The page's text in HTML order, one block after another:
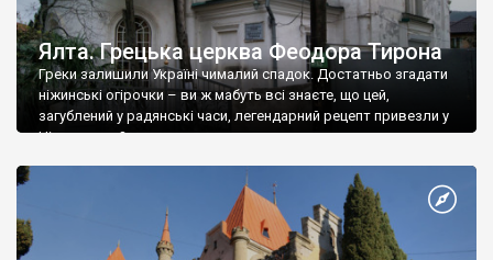
Ялта. Грецька церква Феодора Тирона
Греки залишили Україні чималий спадок. Достатньо згадати
ніжинські огірочки – ви ж мабуть всі знаєте, що цей,
загублений у радянські часи, легендарний рецепт привезли у
Ніжин греки?